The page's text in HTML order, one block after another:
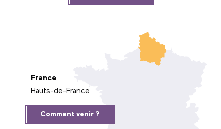
France
Hauts-de-France
Comment venir ?